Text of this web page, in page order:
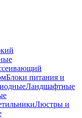
Блоки питания и
Ландшафтные
Люстры и